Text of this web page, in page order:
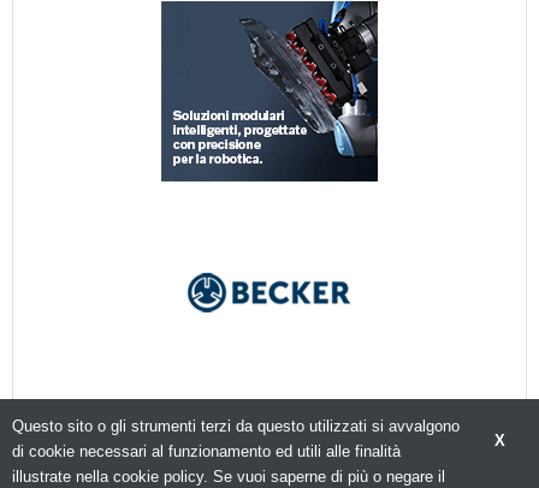
X
Questo sito o gli strumenti terzi da questo utilizzati si avvalgono
di cookie necessari al funzionamento ed utili alle finalità
illustrate nella cookie policy. Se vuoi saperne di più o negare il